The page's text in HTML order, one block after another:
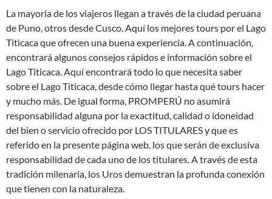
La mayoría de los viajeros llegan a través de la ciudad peruana
de Puno, otros desde Cusco. Aquí los mejores tours por el Lago
Titicaca que ofrecen una buena experiencia. A continuación,
encontrará algunos consejos rápidos e información sobre el
Lago Titicaca. Aquí encontrará todo lo que necesita saber
sobre el Lago Titicaca, desde cómo llegar hasta qué tours hacer
y mucho más. De igual forma, PROMPERÚ no asumirá
responsabilidad alguna por la exactitud, calidad o idoneidad
del bien o servicio ofrecido por LOS TITULARES y que es
referido en la presente página web, los que serán de exclusiva
responsabilidad de cada uno de los titulares. A través de esta
tradición milenaria, los Uros demuestran la profunda conexión
que tienen con la naturaleza.